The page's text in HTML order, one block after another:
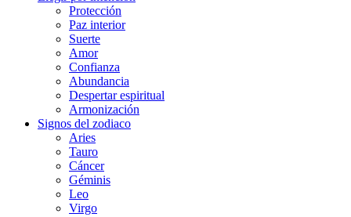
Protección
Paz interior
Suerte
Amor
Confianza
Abundancia
Despertar espiritual
Armonización
Signos del zodiaco
Aries
Tauro
Cáncer
Géminis
Leo
Virgo